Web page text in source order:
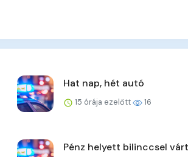
Hat nap, hét autó
15 órája ezelőtt 16
Pénz helyett bilinccsel